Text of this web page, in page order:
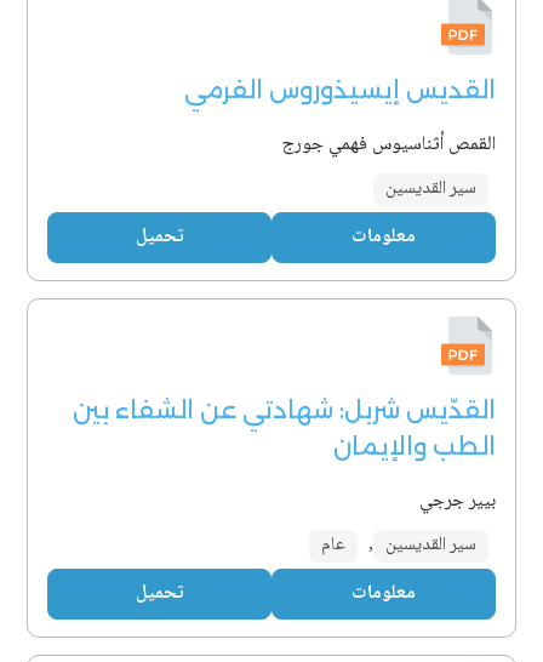
القديس إيسيذوروس الفرمي
القمص أثناسيوس فهمي جورج
سير القديسين
معلومات تحميل
القدّيس شربل: شهادتي عن الشفاء بين
الطب والإيمان
بيير جرجي
سير القديسين , عام
معلومات تحميل